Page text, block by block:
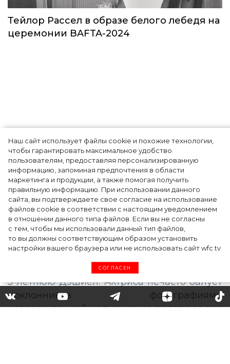
Наш сайт использует файлы cookie и похожие технологии,
чтобы гарантировать максимальное удобство
пользователям, предоставляя персонализированную
информацию, запоминая предпочтения в области
маркетинга и продукции, а также помогая получить
правильную информацию. При использовании данного
сайта, вы подтверждаете свое согласие на использование
файлов cookie в соответствии с настоящим уведомлением
в отношении данного типа файлов. Если вы не согласны
с тем, чтобы мы использовали данный тип файлов,
то вы должны соответствующим образом установить
настройки вашего браузера или не использовать сайт wfc.tv
СОГЛАСЕН
прошло путешествие Кэти Пэрри
Тейлор Рассел в образе белого лебедя на
церемонии BAFTA-2024
Трогательные кадры: Мила